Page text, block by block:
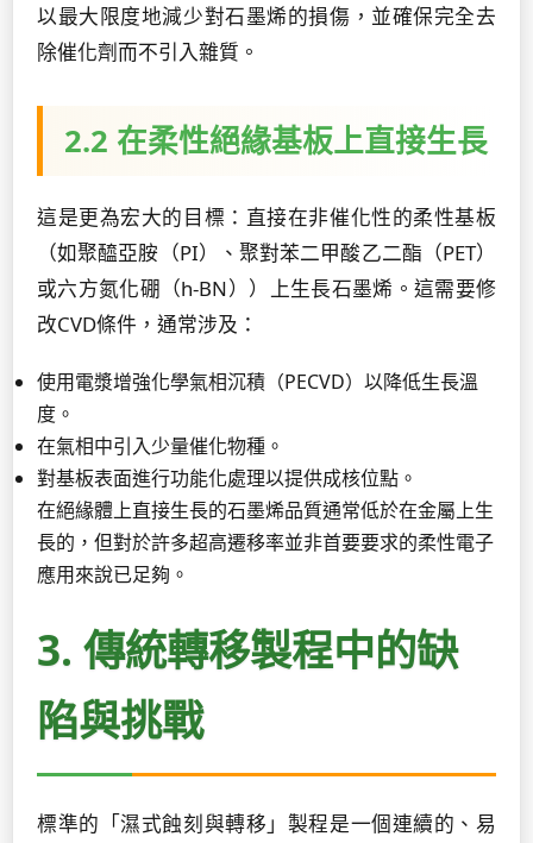
以最大限度地減少對石墨烯的損傷，並確保完全去
除催化劑而不引入雜質。
2.2 在柔性絕緣基板上直接生長
這是更為宏大的目標：直接在非催化性的柔性基板
（如聚醯亞胺（PI）、聚對苯二甲酸乙二酯（PET）
或六方氮化硼（h-BN））上生長石墨烯。這需要修
改CVD條件，通常涉及：
使用電漿增強化學氣相沉積（PECVD）以降低生長溫
度。
在氣相中引入少量催化物種。
對基板表面進行功能化處理以提供成核位點。
在絕緣體上直接生長的石墨烯品質通常低於在金屬上生
長的，但對於許多超高遷移率並非首要要求的柔性電子
應用來說已足夠。
3. 傳統轉移製程中的缺
陷與挑戰
標準的「濕式蝕刻與轉移」製程是一個連續的、易